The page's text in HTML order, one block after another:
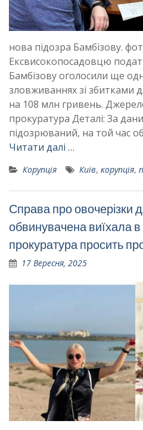
нова підозра Бамбізову.
Ексвисокопосадовцю
Бамбізову оголосили ще
зловживаннях зі збитками
на 108 млн гривень.
прокуратура Деталі: За
підозрюваний, на той час
Читати далі …
Корупція Київ, корупція,
Справа про овочерізки
обвинувачена виїхала
прокуратура просить
17 Вересня, 2025